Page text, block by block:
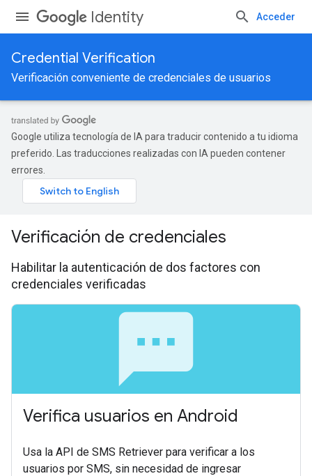
Identity Acceder
Credential Verification
Verificación conveniente de credenciales de usuarios
Google utiliza tecnología de IA para traducir contenido a tu idioma
preferido. Las traducciones realizadas con IA pueden contener
errores.
Verificación de credenciales
Habilitar la autenticación de dos factores con
credenciales verificadas
sms
Verifica usuarios en Android
Usa la API de SMS Retriever para verificar a los
usuarios por SMS, sin necesidad de ingresar